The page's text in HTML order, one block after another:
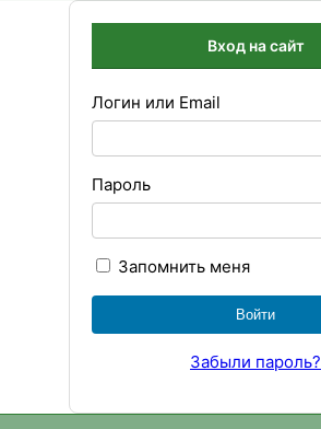
Вход на сайт
Логин или Email
Пароль
Запомнить меня
Забыли пароль?